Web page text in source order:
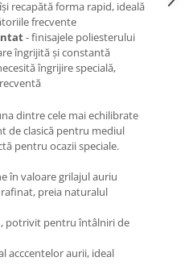
recapătă forma rapid, ideală
frecvente
- finisajele poliesterului
îngrijită și constantă
îngrijire specială,
dintre cele mai echilibrate
de clasică pentru mediul
pentru ocazii speciale.
în valoare grilajul auriu
preia naturalul
potrivit pentru întâlniri de
acccentelor aurii, ideal